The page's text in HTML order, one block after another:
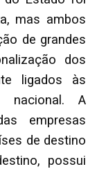
mas ambos
de grandes
dos
ligados às
nacional. A
empresas
de destino
possui